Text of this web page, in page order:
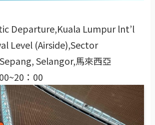
Departure,Kuala Lumpur lnt’l
Level (Airside),Sector
Selangor,馬來西亞
：00